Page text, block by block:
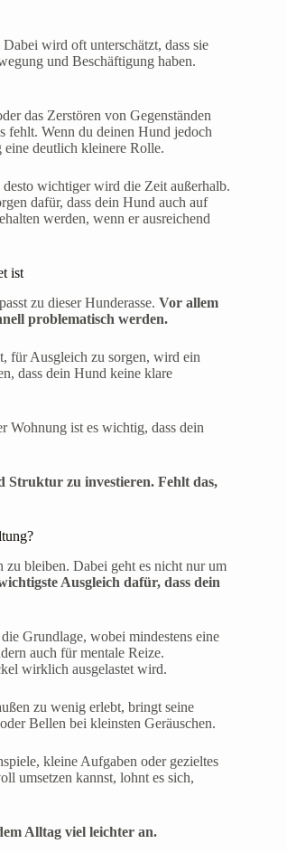
wird oft unterschätzt, dass sie
und Beschäftigung haben.
das Zerstören von Gegenständen
fehlt. Wenn du deinen Hund jedoch
eine deutlich kleinere Rolle.
wichtiger wird die Zeit außerhalb.
dafür, dass dein Hund auch auf
werden, wenn er ausreichend
ist
zu dieser Hunderasse. Vor allem
problematisch werden.
für Ausgleich zu sorgen, wird ein
dass dein Hund keine klare
Wohnung ist es wichtig, dass dein
Struktur zu investieren. Fehlt das,
bleiben. Dabei geht es nicht nur um
Ausgleich dafür, dass dein
Grundlage, wobei mindestens eine
auch für mentale Reize.
wirklich ausgelastet wird.
zu wenig erlebt, bringt seine
Bellen bei kleinsten Geräuschen.
kleine Aufgaben oder gezieltes
umsetzen kannst, lohnt es sich,
Alltag viel leichter an.